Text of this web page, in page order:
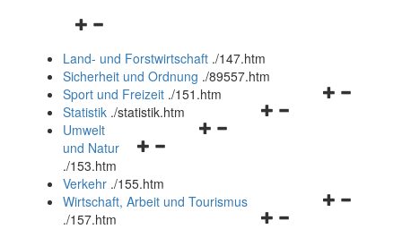
Navigationsmenü
und
schließen
Land- und Forstwirtschaft ./147.htm
Sicherheit und Ordnung ./89557.htm
Navigationsmenü
Sport und Freizeit ./151.htm
Navigationsmenü
Statistik ./statistik.htm
Navigationsmenü
und
schließen
Umwelt
und Natur
./153.htm
Verkehr ./155.htm
Navigationsmenü
Wirtschaft, Arbeit und Tourismus
./157.htm